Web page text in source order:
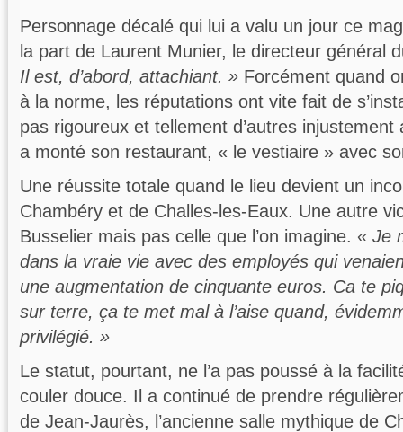
Personnage décalé qui lui a valu un jour ce
la part de Laurent Munier, le directeur général
Il est, d’abord, attachiant. » Forcément quand
à la norme, les réputations ont vite fait de
pas rigoureux et tellement d’autres injustement
a monté son restaurant, « le vestiaire » avec
Une réussite totale quand le lieu devient un
Chambéry et de Challes-les-Eaux. Une autre
Busselier mais pas celle que l’on imagine. « Je
dans la vraie vie avec des employés qui
une augmentation de cinquante euros. Ca te
sur terre, ça te met mal à l’aise quand,
privilégié. »
Le statut, pourtant, ne l’a pas poussé à la
couler douce. Il a continué de prendre
de Jean-Jaurès, l’ancienne salle mythique de